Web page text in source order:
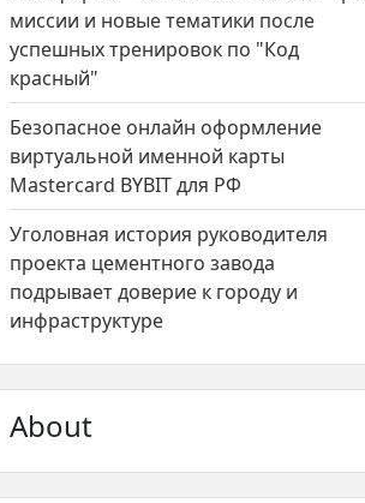
миссии и новые тематики после
успешных тренировок по "Код
красный"
Безопасное онлайн оформление
виртуальной именной карты
Mastercard BYBIT для РФ
Уголовная история руководителя
проекта цементного завода
подрывает доверие к городу и
инфраструктуре
About